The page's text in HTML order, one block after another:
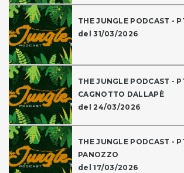
THE JUNGLE PODCAST -
del 31/03/2026
THE JUNGLE PODCAST -
CAGNOTTO DALLAPÈ
del 24/03/2026
THE JUNGLE PODCAST -
PANOZZO
del 17/03/2026